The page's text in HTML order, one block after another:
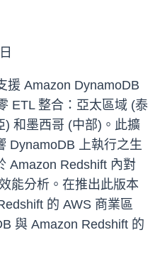
援 Amazon DynamoDB
ETL 整合：亞太區域 (泰
) 和墨西哥 (中部)。此擴
DynamoDB 上執行之生
Amazon Redshift 內對
能分析。在推出此版本
的 AWS 商業區
與 Amazon Redshift 的